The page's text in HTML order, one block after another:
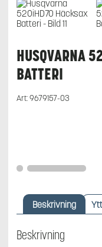
HUSQVARNA
BATTERI
Art:9679157-03
Beskrivning
Beskrivning